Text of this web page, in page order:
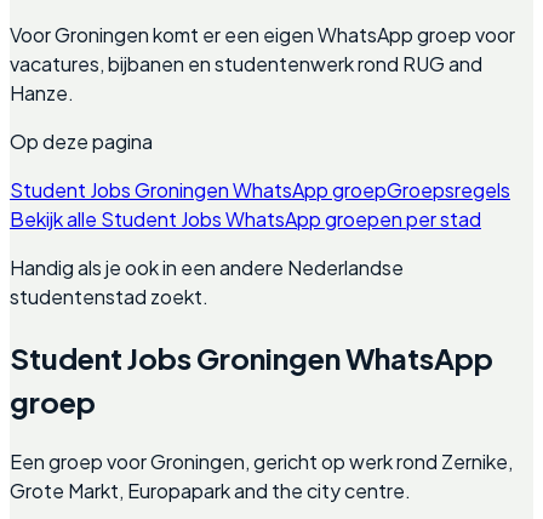
Voor Groningen komt er een eigen WhatsApp groep voor
vacatures, bijbanen en studentenwerk rond RUG and
Hanze.
Op deze pagina
Student Jobs Groningen WhatsApp groepGroepsregels
Bekijk alle Student Jobs WhatsApp groepen per stad
Handig als je ook in een andere Nederlandse
studentenstad zoekt.
Student Jobs Groningen WhatsApp
groep
Een groep voor Groningen, gericht op werk rond Zernike,
Grote Markt, Europapark and the city centre.